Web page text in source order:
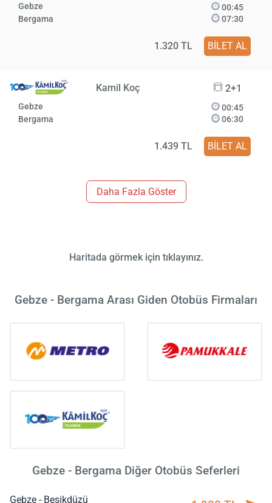
Gebze
Bergama
00:45
07:30
1.320 TL BİLET AL
Kamil Koç 2+1
Gebze
Bergama
00:45
06:30
1.439 TL BİLET AL
Daha Fazla Göster
Haritada görmek için tıklayınız.
Gebze - Bergama Arası Giden Otobüs Firmaları
Gebze - Bergama Diğer Otobüs Seferleri
Gebze - Beşikdüzü